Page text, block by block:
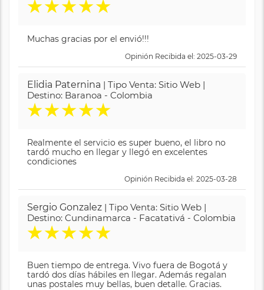
★★★★★
Muchas gracias por el envió!!!
Opinión Recibida el: 2025-03-29
Elidia Paternina | Tipo Venta: Sitio Web |
Destino: Baranoa - Colombia
★★★★★
Realmente el servicio es super bueno, el libro no
tardó mucho en llegar y llegó en excelentes
condiciones
Opinión Recibida el: 2025-03-28
Sergio Gonzalez | Tipo Venta: Sitio Web |
Destino: Cundinamarca - Facatativá - Colombia
★★★★★
Buen tiempo de entrega. Vivo fuera de Bogotá y
tardó dos días hábiles en llegar. Además regalan
unas postales muy bellas, buen detalle. Gracias.